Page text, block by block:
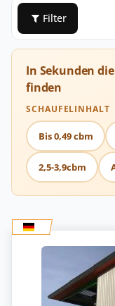
Filter
In Sekunden
finden
SCHAUFELINHALT
Bis 0,49 cbm
2,5-3,9cbm